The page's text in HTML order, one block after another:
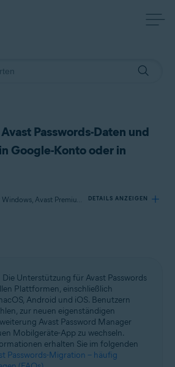
Passwords-Daten und
Google-Konto oder in
Gilt für Avast Passwords für Windows, Avast Premium Security für Windows DETAILS ANZEIGEN
22.x für Windows
Pro/Enterprise/Education
Pro/Enterprise/Education – 32-/64-Bit
Pro/Enterprise/Education – 32-/64-Bit
Pro/Enterprise/Education – 32-/64-Bit
Basic/Home
Die Unterstützung für Avast Passwords
Plattformen, einschließlich
Android und iOS. Benutzern
zur neuen eigenständigen
Avast Password Manager
Mobilgeräte-App zu wechseln.
erhalten Sie im folgenden
Passwords-Migration – häufig